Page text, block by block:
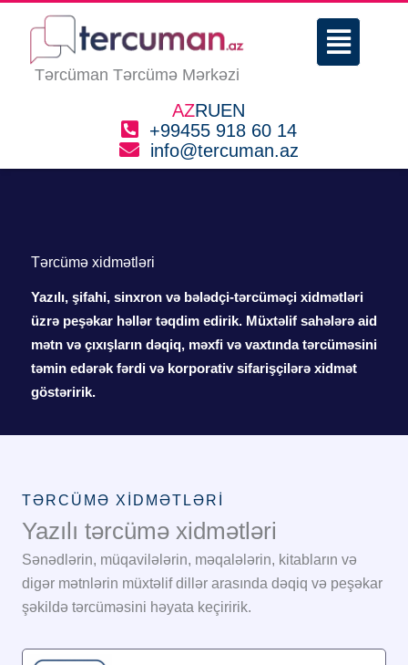
content
Tərcüman Tərcümə Mərkəzi
Menu
AZRUEN
+99455 918 60 14
info@tercuman.az
Tərcümə xidmətləri
Yazılı, şifahi, sinxron və bələdçi-tərcüməçi xidmətləri
üzrə peşəkar həllər təqdim edirik. Müxtəlif sahələrə aid
mətn və çıxışların dəqiq, məxfi və vaxtında tərcüməsini
təmin edərək fərdi və korporativ sifarişçilərə xidmət
göstəririk.
TƏRCÜMƏ XIDMƏTLƏRI
Yazılı tərcümə xidmətləri
Sənədlərin, müqavilələrin, məqalələrin, kitabların və
digər mətnlərin müxtəlif dillər arasında dəqiq və peşəkar
şəkildə tərcüməsini həyata keçiririk.